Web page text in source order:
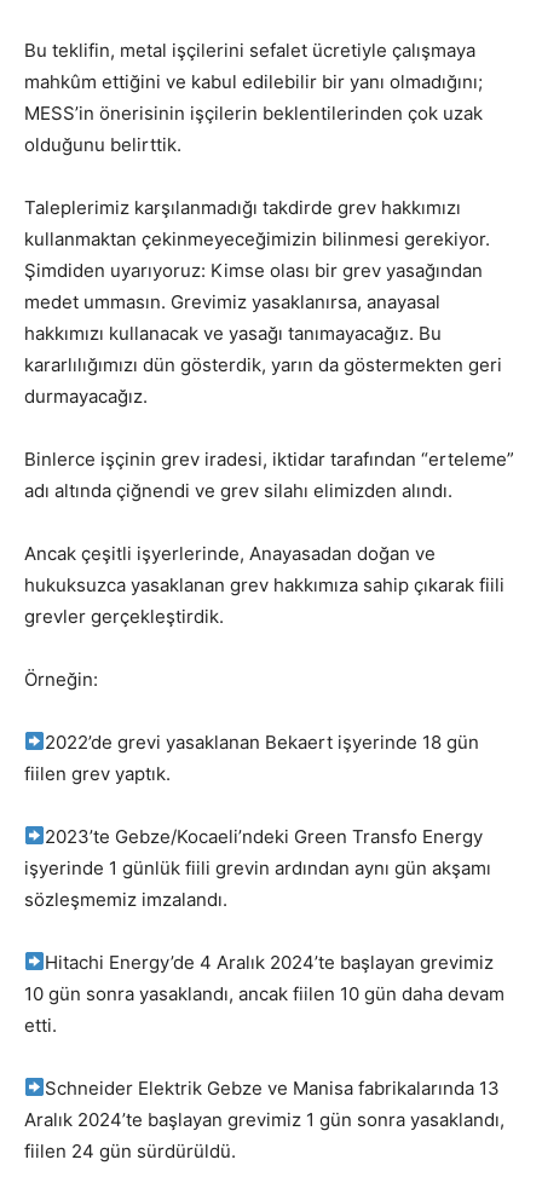
Bu teklifin, metal işçilerini sefalet ücretiyle çalışmaya
mahkûm ettiğini ve kabul edilebilir bir yanı olmadığını;
MESS’in önerisinin işçilerin beklentilerinden çok uzak
olduğunu belirttik.
Taleplerimiz karşılanmadığı takdirde grev hakkımızı
kullanmaktan çekinmeyeceğimizin bilinmesi gerekiyor.
Şimdiden uyarıyoruz: Kimse olası bir grev yasağından
medet ummasın. Grevimiz yasaklanırsa, anayasal
hakkımızı kullanacak ve yasağı tanımayacağız. Bu
kararlılığımızı dün gösterdik, yarın da göstermekten geri
durmayacağız.
Binlerce işçinin grev iradesi, iktidar tarafından “erteleme”
adı altında çiğnendi ve grev silahı elimizden alındı.
Ancak çeşitli işyerlerinde, Anayasadan doğan ve
hukuksuzca yasaklanan grev hakkımıza sahip çıkarak fiili
grevler gerçekleştirdik.
Örneğin:
2022’de grevi yasaklanan Bekaert işyerinde 18 gün
fiilen grev yaptık.
2023’te Gebze/Kocaeli’ndeki Green Transfo Energy
işyerinde 1 günlük fiili grevin ardından aynı gün akşamı
sözleşmemiz imzalandı.
Hitachi Energy’de 4 Aralık 2024’te başlayan grevimiz
10 gün sonra yasaklandı, ancak fiilen 10 gün daha devam
etti.
Schneider Elektrik Gebze ve Manisa fabrikalarında 13
Aralık 2024’te başlayan grevimiz 1 gün sonra yasaklandı,
fiilen 24 gün sürdürüldü.